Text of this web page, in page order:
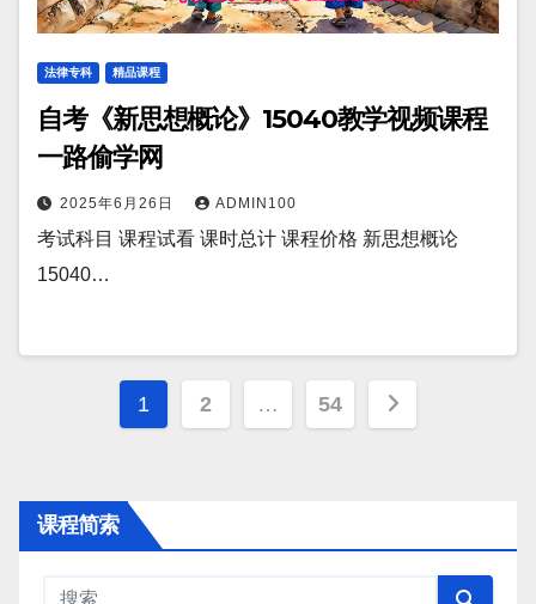
法律专科 精品课程
自考《新思想概论》15040教学视频课程
一路偷学网
2025年6月26日 ADMIN100
考试科目 课程试看 课时总计 课程价格 新思想概论
15040…
文
分
页
1 2 … 54
课程简索